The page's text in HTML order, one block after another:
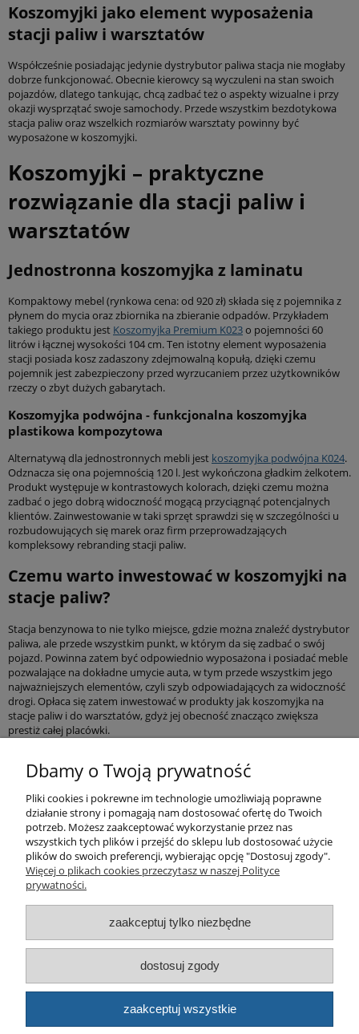
Koszomyjki jako element wyposażenia
stacji paliw i warsztatów
Współcześnie posiadając jedynie dystrybutor paliwa stacja nie mogłaby
dobrze funkcjonować. Obecnie kierowcy są wyczuleni na stan swoich
pojazdów, dlatego tankując, chcą zadbać też o aspekty wizualne i przy
okazji wysprzątać swoje samochody. Przede wszystkim bezdotykowa
stacja paliw oraz wszelkich rozmiarów warsztaty powinny być
wyposażone w koszomyjki.
Koszomyjki – praktyczne
rozwiązanie dla stacji paliw i
warsztatów
Jednostronna koszomyjka z laminatu
Kompaktowy mebel (rynkowa cena: od 920 zł) składa się z pojemnika z
płynem do mycia oraz zbiornika na zbieranie odpadów. Przykładem
takiego produktu jest Koszomyjka Premium K023o pojemności 60
litrów i łącznej wysokości 104 cm. Ten istotny element wyposażenia
stacji posiada kosz zadaszony zdejmowalną kopułą, dzięki czemu
pojemnik jest zabezpieczony przed wyrzucaniem przez użytkowników
rzeczy o zbyt dużych gabarytach.
Koszomyjka podwójna - funkcjonalna koszomyjka
plastikowa kompozytowa
Alternatywą dla jednostronnych mebli jest koszomyjka podwójna K024.
Odznacza się ona pojemnością 120 l. Jest wykończona gładkim żelkotem.
Produkt występuje w kontrastowych kolorach, dzięki czemu można
zadbać o jego dobrą widoczność mogącą przyciągnąć potencjalnych
klientów. Zainwestowanie w taki sprzęt sprawdzi się w szczególności u
rozbudowujących się marek oraz firm przeprowadzających
kompleksowy rebranding stacji paliw.
Czemu warto inwestować w koszomyjki na
stacje paliw?
Stacja benzynowa to nie tylko miejsce, gdzie można znaleźć dystrybutor
paliwa, ale przede wszystkim punkt, w którym da się zadbać o swój
pojazd. Powinna zatem być odpowiednio wyposażona i posiadać meble
pozwalające na dokładne umycie auta, w tym przede wszystkim jego
najważniejszych elementów, czyli szyb odpowiadających za widoczność
drogi. Opłaca się zatem inwestować w produkty jak koszomyjka na
stacje paliw i do warsztatów, gdyż jej obecność znacząco zwiększa
prestiż całej placówki.
Pomoc
Produkty
Kategorie bloga
Kontakt
© artbud.pl - Wszelkie prawa zastrzeżone
Sklep internetowy Shoper.pl
Dbamy o Twoją prywatność
Pliki cookies i pokrewne im technologie umożliwiają poprawne
działanie strony i pomagają nam dostosować ofertę do Twoich
potrzeb. Możesz zaakceptować wykorzystanie przez nas
wszystkich tych plików i przejść do sklepu lub dostosować użycie
plików do swoich preferencji, wybierając opcję "Dostosuj zgody".
Więcej o plikach cookies przeczytasz w naszej Polityce
prywatności.
zaakceptuj tylko niezbędne
dostosuj zgody
zaakceptuj wszystkie